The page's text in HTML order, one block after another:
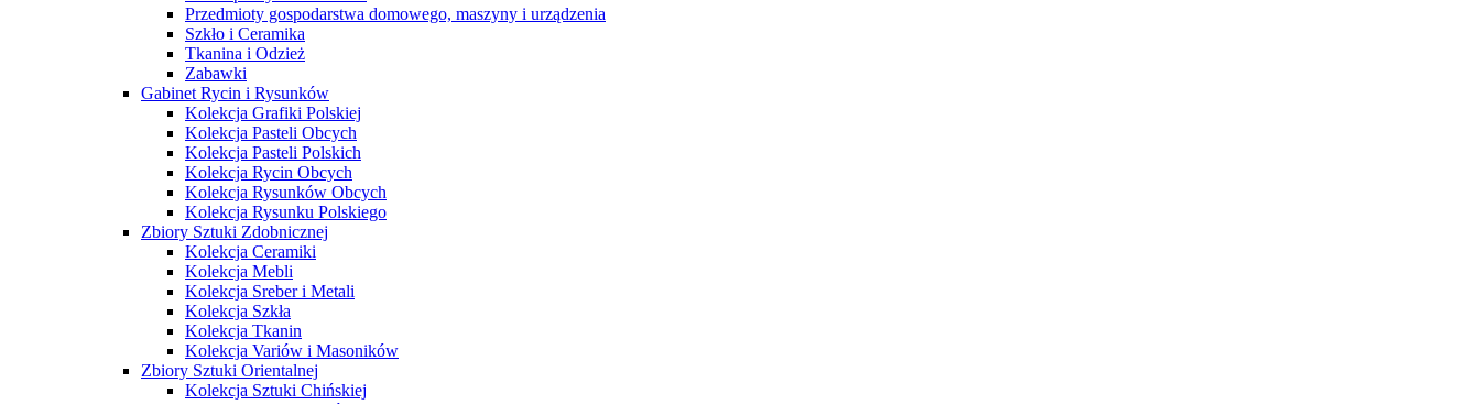
Przedmioty gospodarstwa domowego, maszyny i urządzenia
Szkło i Ceramika
Tkanina i Odzież
Zabawki
Gabinet Rycin i Rysunków
Kolekcja Grafiki Polskiej
Kolekcja Pasteli Obcych
Kolekcja Pasteli Polskich
Kolekcja Rycin Obcych
Kolekcja Rysunków Obcych
Kolekcja Rysunku Polskiego
Zbiory Sztuki Zdobnicznej
Kolekcja Ceramiki
Kolekcja Mebli
Kolekcja Sreber i Metali
Kolekcja Szkła
Kolekcja Tkanin
Kolekcja Variów i Masoników
Zbiory Sztuki Orientalnej
Kolekcja Sztuki Chińskiej